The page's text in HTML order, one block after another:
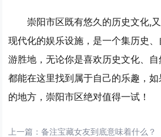
崇阳市区既有悠久的历史文化,
现代化的娱乐设施，是一个集历史
游胜地，无论你是喜欢历史文化、自
都能在这里找到属于自己的乐趣，
的地方，崇阳市区绝对值得一试！
上一篇：备注宝藏女友到底意味着什么？